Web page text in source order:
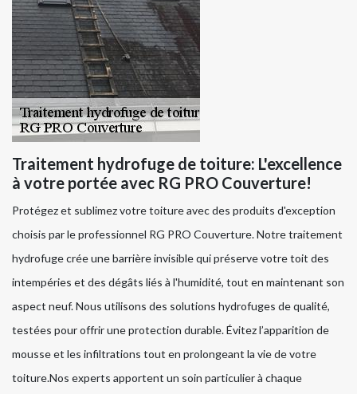
Traitement hydrofuge de toiture: L'excellence
à votre portée avec RG PRO Couverture!
Protégez et sublimez votre toiture avec des produits d'exception
choisis par le professionnel RG PRO Couverture. Notre traitement
hydrofuge crée une barrière invisible qui préserve votre toit des
intempéries et des dégâts liés à l'humidité, tout en maintenant son
aspect neuf. Nous utilisons des solutions hydrofuges de qualité,
testées pour offrir une protection durable. Évitez l’apparition de
mousse et les infiltrations tout en prolongeant la vie de votre
toiture.Nos experts apportent un soin particulier à chaque